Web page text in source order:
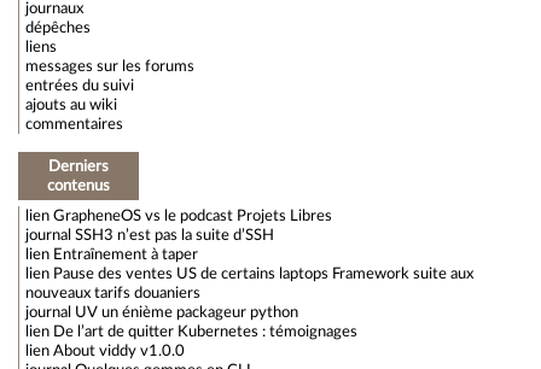
journaux
dépêches
liens
messages sur les forums
entrées du suivi
ajouts au wiki
commentaires
Derniers
contenus
lien GrapheneOS vs le podcast Projets Libres
journal SSH3 n’est pas la suite d’SSH
lien Entraînement à taper
lien Pause des ventes US de certains laptops Framework suite aux
nouveaux tarifs douaniers
journal UV un énième packageur python
lien De l’art de quitter Kubernetes : témoignages
lien About viddy v1.0.0